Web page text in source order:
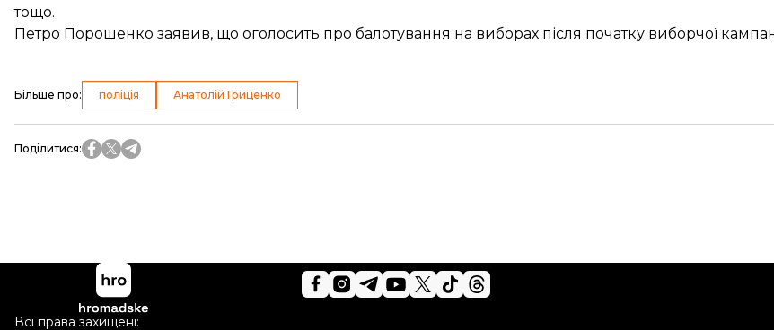
тощо.
Петро Порошенко заявив, що оголосить про балотування на виборах після початку виборчої
Більше про: поліція Анатолій Гриценко
Поділитися:
Всі права захищені: